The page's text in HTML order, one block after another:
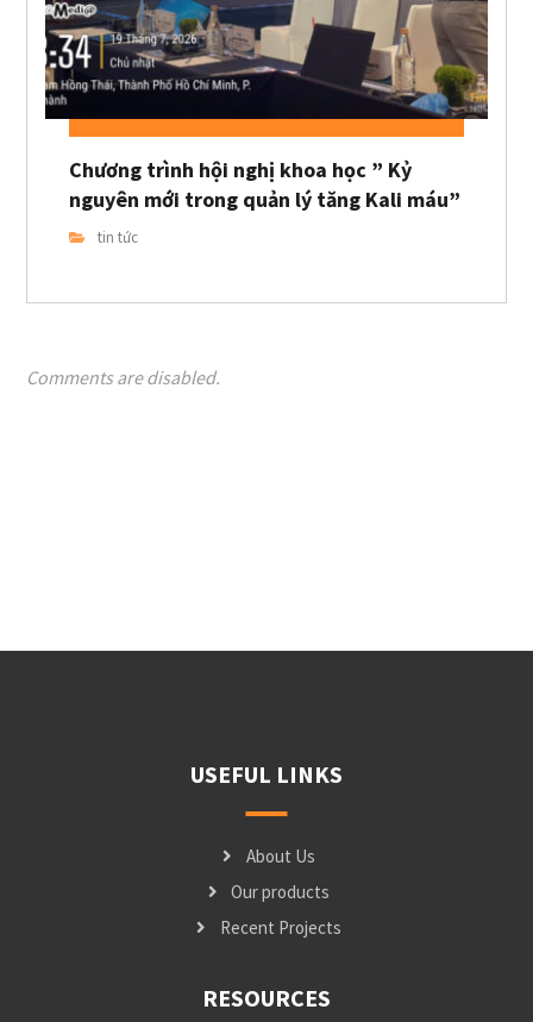
Chương trình hội nghị khoa học ” Kỷ
nguyên mới trong quản lý tăng Kali máu”
tin tức
Comments are disabled.
USEFUL LINKS
About Us
Our products
Recent Projects
RESOURCES